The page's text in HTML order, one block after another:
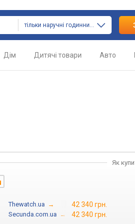
тільки наручні годинники
Дім Дитячі товари Авто
Як
Thewatch.ua → 42 340 грн.
Secunda.com.ua →
42 340 грн.